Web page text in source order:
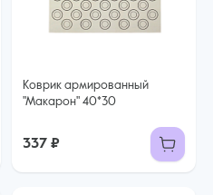
Коврик армированный
"Макарон" 40*30
337 ₽